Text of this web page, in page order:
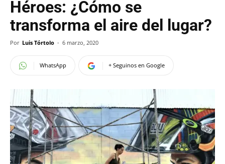
Héroes: ¿Cómo se
transforma el aire del lugar?
Por Luis Tórtolo - 6 marzo, 2020
WhatsApp + Seguinos en Google